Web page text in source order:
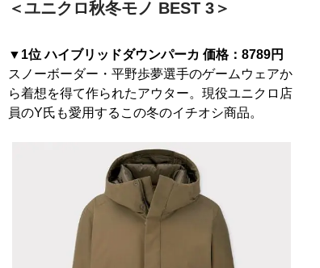
＜ユニクロ秋冬モノ BEST 3＞
▼1位 ハイブリッドダウンパーカ 価格：8789円
スノーボーダー・平野歩夢選手のゲームウェアか
ら着想を得て作られたアウター。現役ユニクロ店
員のY氏も愛用するこの冬のイチオシ商品。